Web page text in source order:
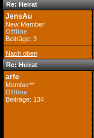
Re: Heirat
JensAu
New Member
Offline
Beiträge: 3
Nach oben
Re: Heirat
arfe
Member**
Offline
Beiträge: 134